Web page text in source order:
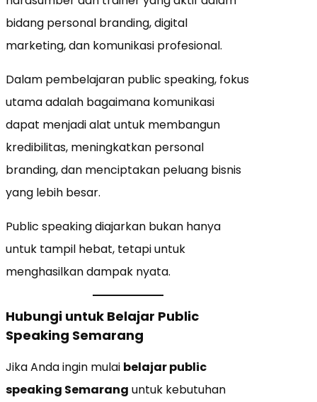
bidang personal branding, digital
marketing, dan komunikasi profesional.
Dalam pembelajaran public speaking, fokus
utama adalah bagaimana komunikasi
dapat menjadi alat untuk membangun
kredibilitas, meningkatkan personal
branding, dan menciptakan peluang bisnis
yang lebih besar.
Public speaking diajarkan bukan hanya
untuk tampil hebat, tetapi untuk
menghasilkan dampak nyata.
Hubungi untuk Belajar Public
Speaking Semarang
Jika Anda ingin mulai belajar public
speaking Semarang untuk kebutuhan